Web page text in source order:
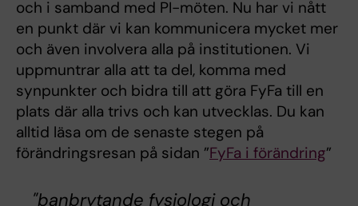
och i samband med PI-möten. Nu har vi nått
en punkt där vi kan kommunicera mycket mer
och även involvera alla på institutionen. Vi
uppmuntrar alla att ta del, komma med
synpunkter och bidra till att göra FyFa till en
plats där alla trivs och kan utvecklas. Du kan
alltid läsa om de senaste stegen på
förändringsresan på sidan ”FyFa i förändring”
"banbrytande fysiologi och